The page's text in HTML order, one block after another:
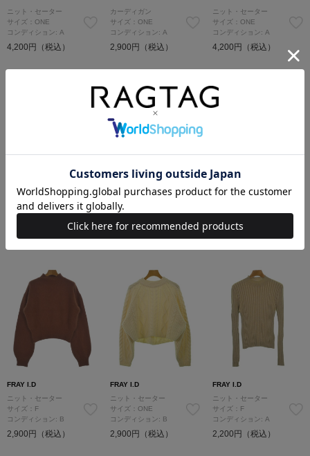
ニット・セーター
サイズ：ONE
コンディション: A
4,200円（税込）
カーディガン
サイズ：ONE
コンディション: A
2,900円（税込）
ニット・セーター
サイズ：ONE
コンディション: A
4,200円（税込）
FRAY I.D
ニット・セーター
サイズ：F
2,900円（税込）
FRAY I.D
ニット・セーター
サイズ：F
コンディション: B
2,900円（税込）
FRAY I.D
サイズ：ONE
コンディション: B
3,600円（税込）
FRAY I.D
ニット・セーター
サイズ：F
コンディション: B
2,900円（税込）
FRAY I.D
ニット・セーター
サイズ：ONE
コンディション: B
2,900円（税込）
FRAY I.D
ニット・セーター
サイズ：F
コンディション: A
2,200円（税込）